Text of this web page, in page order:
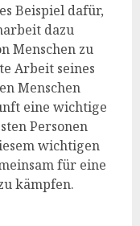
Beispiel dafür,
dazu
Menschen zu
Arbeit seines
Menschen
eine wichtige
Personen
wichtigen
für eine
kämpfen.